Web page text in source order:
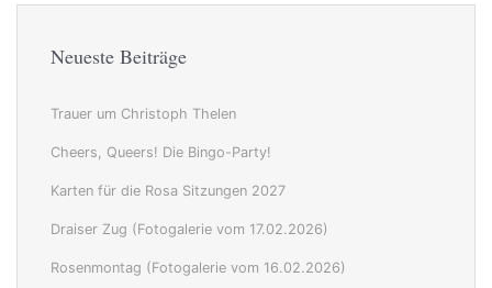
Neueste Beiträge
Trauer um Christoph Thelen
Cheers, Queers! Die Bingo-Party!
Karten für die Rosa Sitzungen 2027
Draiser Zug (Fotogalerie vom 17.02.2026)
Rosenmontag (Fotogalerie vom 16.02.2026)